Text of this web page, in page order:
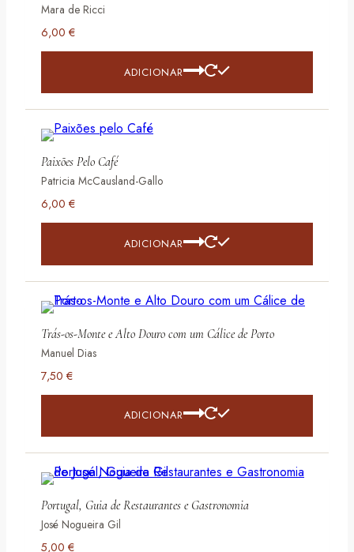
Mara de Ricci
6,00 €
ADICIONAR
Paixões Pelo Café
Patricia McCausland-Gallo
6,00 €
ADICIONAR
Trás-os-Monte e Alto Douro com um Cálice de Porto
Manuel Dias
7,50 €
ADICIONAR
Portugal, Guia de Restaurantes e Gastronomia
José Nogueira Gil
5,00 €